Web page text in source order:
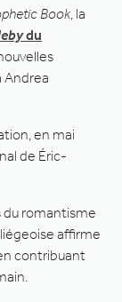
Book , la
du
en mai
de Éric-
du romantisme
affirme
contribuant